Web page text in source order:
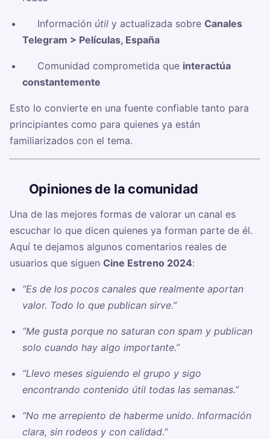
✅ Información útily actualizada sobre Canales
Telegram > Películas, España
✅ Comunidad comprometida que interactúa
constantemente
Esto lo convierte en una fuente confiable tanto para
principiantes como para quienes ya están
familiarizados con el tema.
Opiniones de la comunidad
Una de las mejores formas de valorar un canal es
escuchar lo que dicen quienes ya forman parte de él.
Aquí te dejamos algunos comentarios reales de
usuarios que siguen Cine Estreno 2024:
“Es de los pocos canales que realmente aportan
valor. Todo lo que publican sirve.”
“Me gusta porque no saturan con spam y publican
solo cuando hay algo importante.”
“Llevo meses siguiendo el grupo y sigo
encontrando contenido útil todas las semanas.”
“No me arrepiento de haberme unido. Información
clara, sin rodeos y con calidad.”